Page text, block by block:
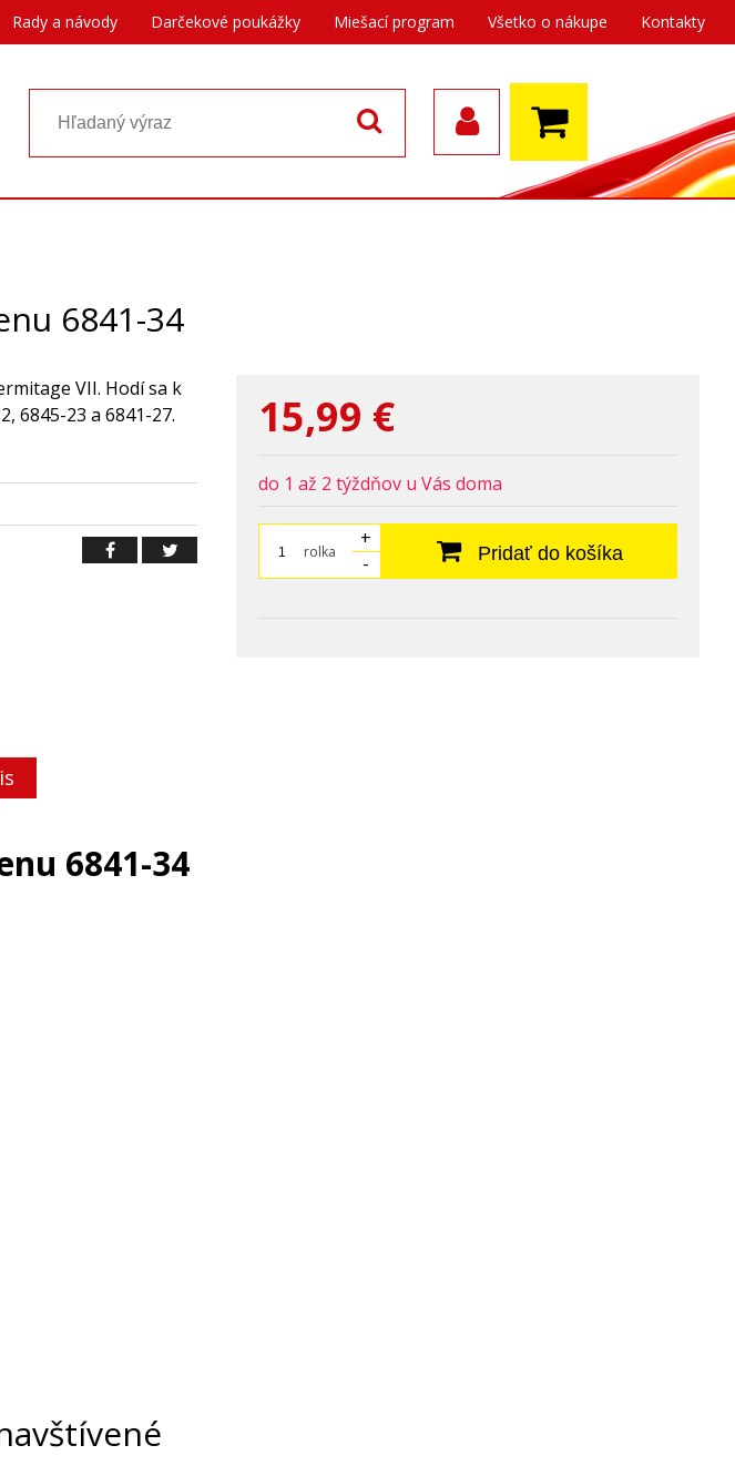
Rady a návody Darčekové poukážky Miešací program Všetko o nákupe Kontakty
6841-34
15,99 €
do 1 až 2 týždňov u Vás doma
rolka
+
-
Pridať do košíka
VII. Hodí sa k
6845-23 a 6841-27.
6841-34